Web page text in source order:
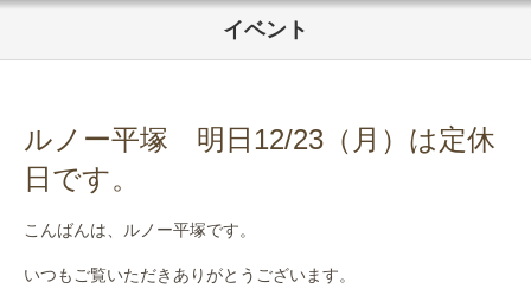
中古車
サービス
イベント
ルノー平塚 明日12/23（月）は定休
日です。
こんばんは、ルノー平塚です。
いつもご覧いただきありがとうございます。